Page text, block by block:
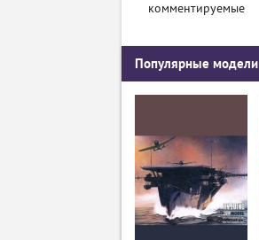
комментируемые
Популярные модели